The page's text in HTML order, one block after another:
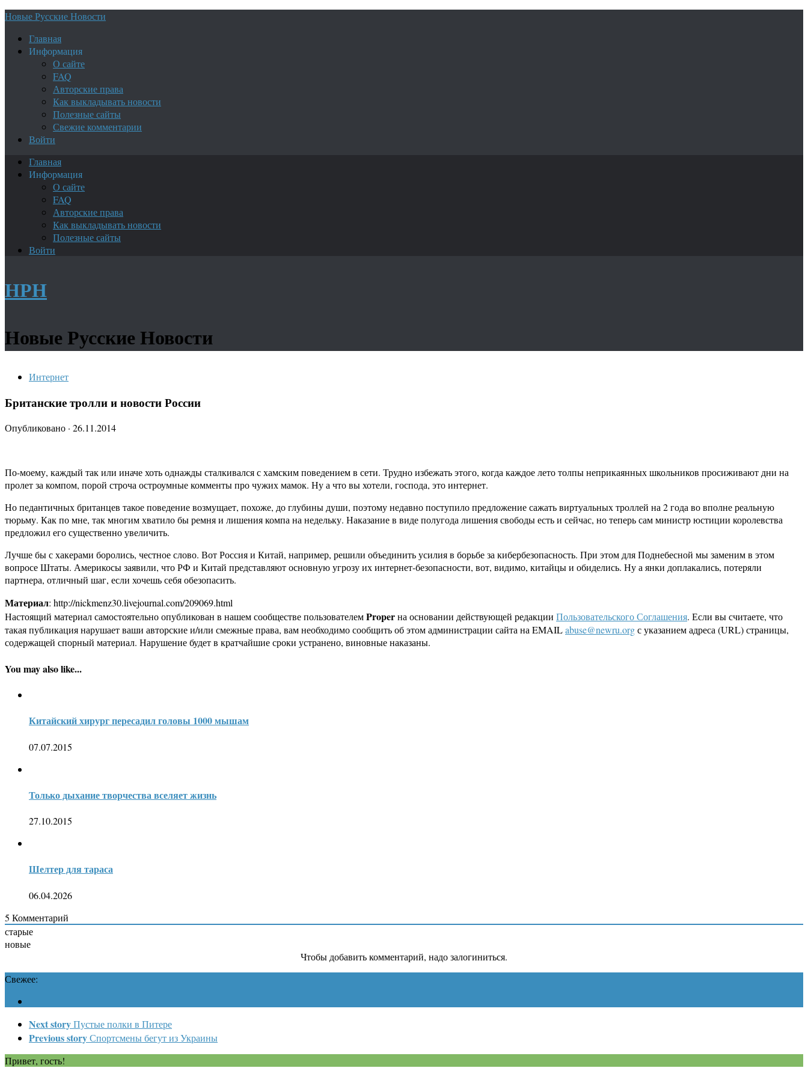
Новые Русские Новости
Главная
Информация
О сайте
FAQ
Авторские права
Как выкладывать новости
Полезные сайты
Свежие комментарии
Войти
Главная
Информация
О сайте
FAQ
Авторские права
Как выкладывать новости
Полезные сайты
Войти
НРН
Новые Русские Новости
Интернет
Британские тролли и новости России
Опубликовано · 26.11.2014
По-моему, каждый так или иначе хоть однажды сталкивался с хамским поведением в сети. Трудно избежать этого, когда каждое лето толпы неприкаянных школьников просиживают дни на
пролет за компом, порой строча остроумные комменты про чужих мамок. Ну а что вы хотели, господа, это интернет.
Но педантичных британцев такое поведение возмущает, похоже, до глубины души, поэтому недавно поступило предложение сажать виртуальных троллей на 2 года во вполне реальную
тюрьму. Как по мне, так многим хватило бы ремня и лишения компа на недельку. Наказание в виде полугода лишения свободы есть и сейчас, но теперь сам министр юстиции королевства
предложил его существенно увеличить.
Лучше бы с хакерами боролись, честное слово. Вот Россия и Китай, например, решили объединить усилия в борьбе за кибербезопасность. При этом для Поднебесной мы заменим в этом
вопросе Штаты. Америкосы заявили, что РФ и Китай представляют основную угрозу их интернет-безопасности, вот, видимо, китайцы и обиделись. Ну а янки доплакались, потеряли
партнера, отличный шаг, если хочешь себя обезопасить.
Материал: http://nickmenz30.livejournal.com/209069.html
Настоящий материал самостоятельно опубликован в нашем сообществе пользователемProperна основании действующей редакции Пользовательского Соглашения. Если вы считаете, что
такая публикация нарушает ваши авторские и/или смежные права, вам необходимо сообщить об этом администрации сайта на EMAILabuse@newru.orgс указанием адреса (URL) страницы,
содержащей спорный материал. Нарушение будет в кратчайшие сроки устранено, виновные наказаны.
You may also like...
Китайский хирург пересадил головы 1000 мышам
07.07.2015
Только дыхание творчества вселяет жизнь
27.10.2015
Шелтер для тараса
06.04.2026
5 Комментарий
старые
новые
Чтобы добавить комментарий, надо залогиниться.
Свежее:
Next storyПустые полки в Питере
Previous storyСпортсмены бегут из Украины
Привет, гость!